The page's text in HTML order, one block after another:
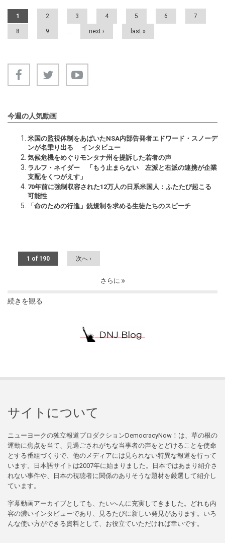
Pages
1 2 3 4 5 6 7
8 9 … next › last »
今週の人気動画
米国の監視体制をあばいたNSA内部告発者エドワード・スノーデ
ンが名乗り出る インタビュー
気候危機をめぐりモンタナ州を提訴した若者の声
ラルフ・ネイダー 「もう止まらない 左派と右派の連携が企業
支配をくつがえす」
70年前に強制収容された12万人の日系米国人：ふたたび起こる
可能性
「命のための行進」銃規制を求める生徒たちのスピーチ
1 of 190 次へ ›
さらに
続きを観る
サイトについて
ニューヨークの独立報道プロダクションDemocracyNow！は、草の根の
運動に焦点を当て、見過ごされがちな当事者の声をとどけることを使命
とする番組づくりで、他のメディアには見られない特異な報道を行って
います。日本語サイトは2007年に始まりました。日本ではあまり紹介さ
れない事件や、日本の視聴者に関係のありそうな題材を厳選して紹介し
ています。
字幕動画アーカイブとしても、たいへんに充実してきました。どれも内
容の濃いインタビューであり、見るたびに新しい発見があります。いろ
んな使い方ができる資料として、お役立ていただければ幸いです。